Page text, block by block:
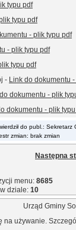
typu pdf
typu pdf
- plik typu pdf
- plik typu pdf
typu pdf
- Link do dokumentu
dokumentu - plik
dokumentu - plik
do publ.: Sekretarz
zmian: brak zmian
Następna
menu: 8685
dziale: 10
Urząd Gminy
używanie.